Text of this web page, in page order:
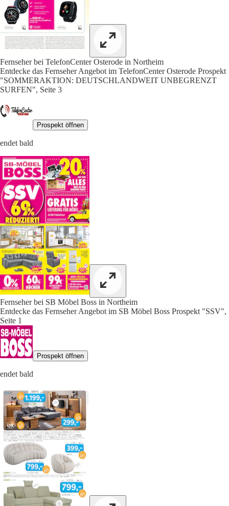
Fernseher bei TelefonCenter Osterode in Northeim
Entdecke das Fernseher Angebot im TelefonCenter Osterode Prospekt
"SOMMERAKTION: DEUTSCHLANDWEIT UNBEGRENZT
SURFEN", Seite 3
Prospekt öffnen
endet bald
Fernseher bei SB Möbel Boss in Northeim
Entdecke das Fernseher Angebot im SB Möbel Boss Prospekt "SSV",
Seite 1
Prospekt öffnen
endet bald